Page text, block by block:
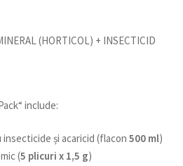
(HORTICOL) + INSECTICID
include:
și acaricid (flacon500 ml)
(5 plicuri x 1,5 g)